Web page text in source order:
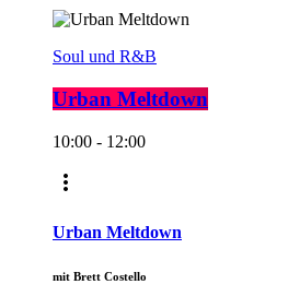
Soul und R&B
Urban Meltdown
10:00 - 12:00
more_vert
Urban Meltdown
mit Brett Costello